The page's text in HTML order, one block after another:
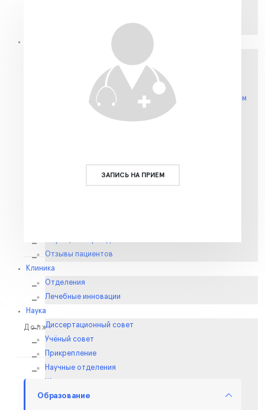
Противодействие коррупции
Запись на очную консультацию
Запись на исследования
Плановая госпитализация
Правила подготовки к диагностическим исследованиям
Что мы лечим? Направления помощи
Анкеты для заполнения пациентами
Отзывы пациентов
Клиника
Отделения
Лечебные инновации
Наука
Диссертационный совет
Учёный совет
Прикрепление
Научные отделения
Конференции
ЗАПИСЬ НА ПРИЕМ
Должность
Образование